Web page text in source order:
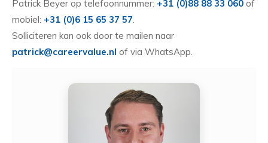
Patrick Beyer op telefoonnummer: +31 (0)88 88 33 060 of
mobiel: +31 (0)6 15 65 37 57.
Solliciteren kan ook door te mailen naar
patrick@careervalue.nl of via WhatsApp.